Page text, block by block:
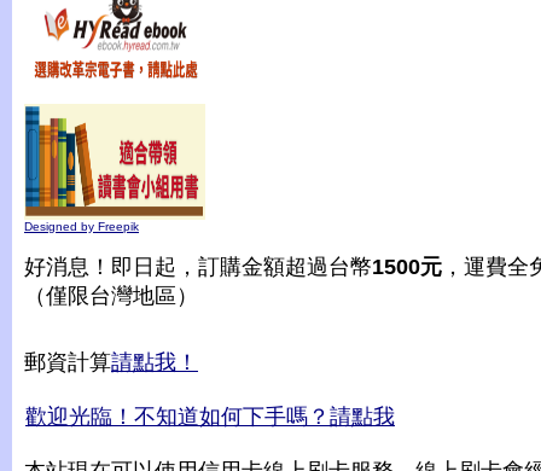
Designed by Freepik
好消息！即日起，訂購金額超過台幣1500元 ，運費全
（僅限台灣地區）
郵資計算請點我！
歡迎光臨！不知道如何下手嗎？請點我